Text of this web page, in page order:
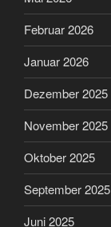
Februar 2026
Januar 2026
Dezember 2025
November 2025
Oktober 2025
September 2025
Juni 2025